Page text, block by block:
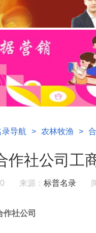
录导航 > 农林牧渔 >
作社公司工
来源： 标普名录
作社公司